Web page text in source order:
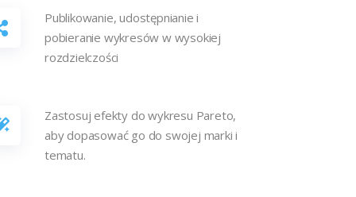
Publikowanie, udostępnianie i
pobieranie wykresów w wysokiej
rozdzielczości
Zastosuj efekty do wykresu Pareto,
aby dopasować go do swojej marki i
tematu.